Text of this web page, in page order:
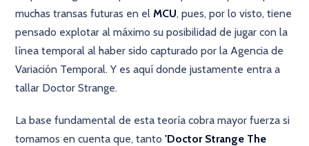
muchas transas futuras en elMCU, pues, por lo visto, tiene
pensado explotar al máximo su posibilidad de jugar con la
línea temporal al haber sido capturado por la Agencia de
Variación Temporal. Y es aquí donde justamente entra a
tallar Doctor Strange.
La base fundamental de esta teoría cobra mayor fuerza si
tomamos en cuenta que, tanto'Doctor Strange The